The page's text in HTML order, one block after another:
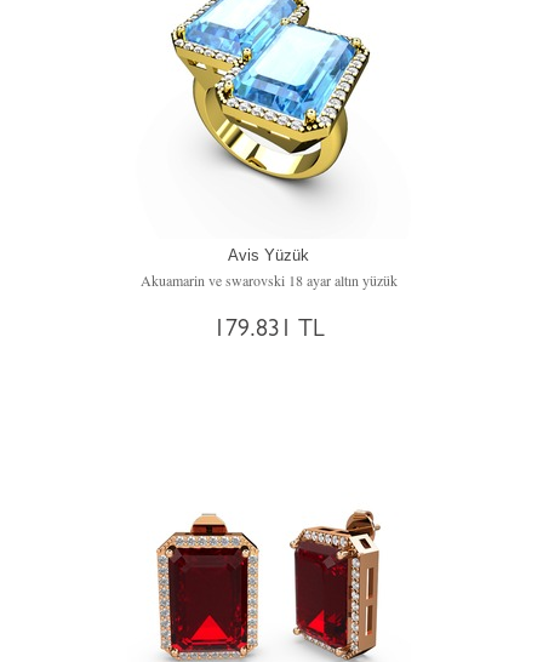
Avis Yüzük
Akuamarin ve swarovski 18 ayar altın yüzük
179.831 TL